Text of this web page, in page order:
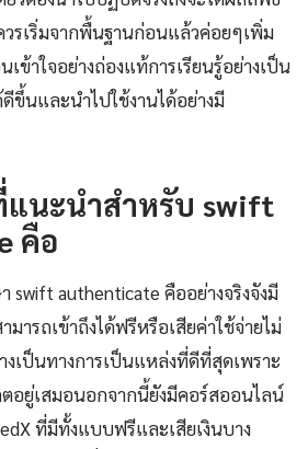
รเริ่มจากพื้นฐานก่อนแล้วค่อยๆเพิ่ม
ข้าใจอย่างถ่องแท้การเรียนรู้อย่างเป็น
ขึ้นและนำไปใช้งานได้อย่างมี
แนะนำสำหรับ swift
คือ
swift authenticate คืออย่างจริงจังมี
ารถเข้าถึงได้ฟรีหรือเสียค่าใช้จ่ายไม่
งเป็นทางการเป็นแหล่งที่ดีที่สุดเพราะ
อยู่เสมอนอกจากนี้ยังมีคอร์สออนไลน์
ที่มีทั้งแบบฟรีและเสียเงินบาง